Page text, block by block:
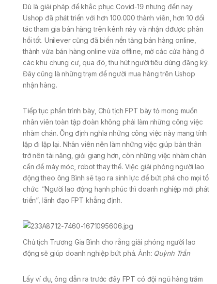
Dù là giải pháp để khắc phục Covid-19 nhưng đến nay
Ushop đã phát triển với hơn 100.000 thành viên, hơn 10 đối
tác tham gia bán hàng trên kênh này và nhận dđược phàn
hồi tốt. Unilever cũng đã biến nền tảng bán hàng online,
thành vừa bán hàng online vừa offline, mở các cửa hàng ở
các khu chung cư, qua đó, thu hút người tiêu dùng đăng ký.
Đây cũng là những trạm để người mua hàng trên Ushop
nhận hàng.
Tiếp tục phần trình bày, Chủ tịch FPT bày tỏ mong muốn
nhân viên toàn tập đoàn không phải làm những công việc
nhàm chán. Ông định nghĩa những công việc này mang tính
lập đi lặp lại. Nhân viên nên làm những việc giúp bản thân
trở nên tài năng, giỏi giang hơn, còn những việc nhàm chán
cần để máy móc, robot thay thế. Việc giải phóng người lao
động theo ông Bình sẽ tạo ra sinh lực để bứt phá cho mọi tổ
chức. “Người lao động hạnh phúc thì doanh nghiệp mới phát
triển”, lãnh đạo FPT khẳng định.
Chủ tịch Trương Gia Bình cho rằng giải phóng người lao
động sẽ giúp doanh nghiệp bứt phá. Ảnh: Quỳnh Trần
Lấy ví dụ, ông dẫn ra trước đây FPT có đội ngũ hàng trăm